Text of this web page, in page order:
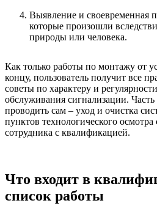
Выявление и своевременная
которые произошли
природы или человека.
Как только работы по монтажу от
концу, пользователь получит все
советы по характеру и
обслуживания сигнализации. Часть
проводить сам – уход и очистка
пунктов технологического
сотрудника с квалификацией.
Что входит в
список работы